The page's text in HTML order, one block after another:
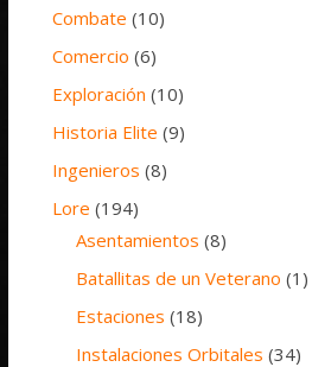
Combate (10)
Comercio (6)
Exploración (10)
Historia Elite (9)
Ingenieros (8)
Lore (194)
Asentamientos (8)
Batallitas de un Veterano (1)
Estaciones (18)
Instalaciones Orbitales (34)